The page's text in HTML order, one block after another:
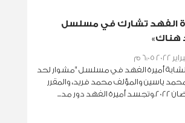
الفهد تشارك في مسلسل
هناك»
الشابة أميرة الفهد في مسلسل "مشوار لحد
ياسين والمؤلف محمد فريد، والمقرر
دور مد...